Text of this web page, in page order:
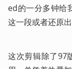
ed的一分多钟给
这一段或者还原出
这次剪辑除了97